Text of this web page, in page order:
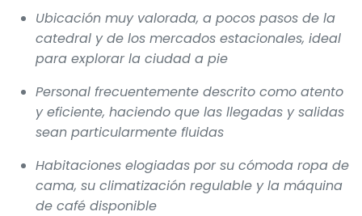
Ubicación muy valorada, a pocos pasos de la
catedral y de los mercados estacionales, ideal
para explorar la ciudad a pie
Personal frecuentemente descrito como atento
y eficiente, haciendo que las llegadas y salidas
sean particularmente fluidas
Habitaciones elogiadas por su cómoda ropa de
cama, su climatización regulable y la máquina
de café disponible